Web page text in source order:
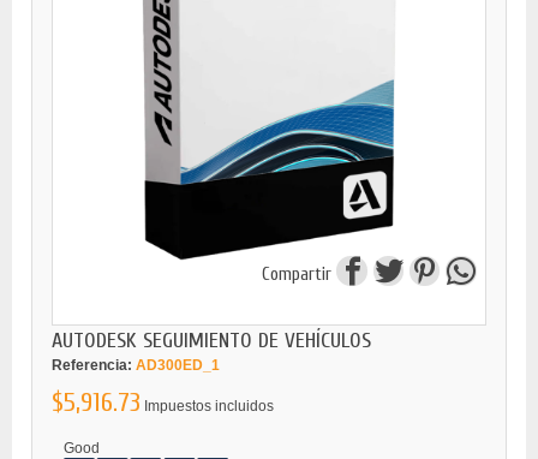
Compartir
AUTODESK SEGUIMIENTO DE VEHÍCULOS
Referencia: AD300ED_1
$5,916.73 Impuestos incluidos
Good